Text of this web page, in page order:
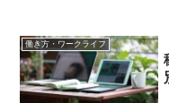
働き方・ワークライフ